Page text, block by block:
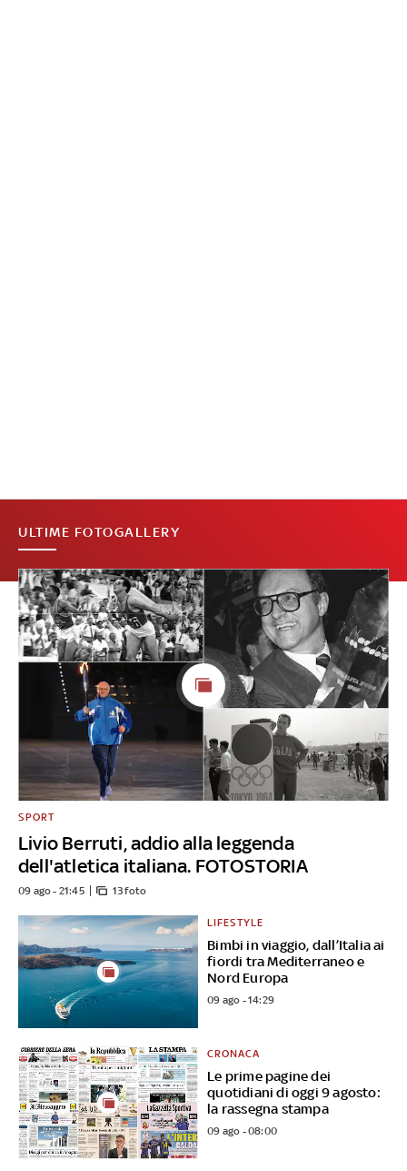
ULTIME FOTOGALLERY
Livio Berruti, addio alla leggenda
dell'atletica italiana. FOTOSTORIA
SPORT
09 ago - 21:45 13 foto
Bimbi in viaggio, dall’Italia ai
fiordi tra Mediterraneo e
Nord Europa
LIFESTYLE
09 ago - 14:29
Le prime pagine dei
quotidiani di oggi 9 agosto:
la rassegna stampa
CRONACA
09 ago - 08:00